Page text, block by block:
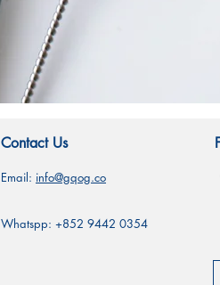
Contact Us
Email: info@gqog.co
Whatspp: +852 9442 0354